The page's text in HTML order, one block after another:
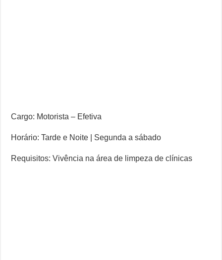
Cargo: Motorista – Efetiva
Horário: Tarde e Noite | Segunda a sábado
Requisitos: Vivência na área de limpeza de clínicas